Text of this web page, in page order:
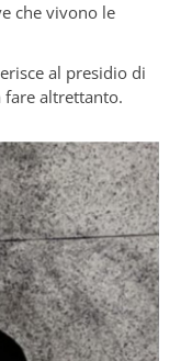
che vivono le
al presidio di
altrettanto.